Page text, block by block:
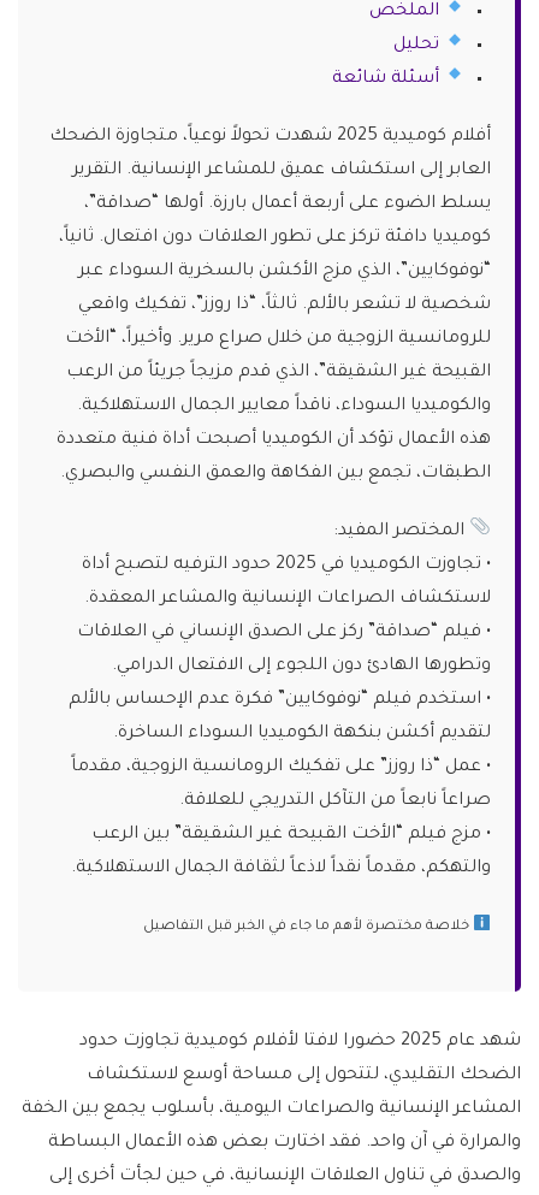
الملخص
تحليل
أسئلة شائعة
أفلام كوميدية 2025 شهدت تحولاً نوعياً، متجاوزة الضحك
العابر إلى استكشاف عميق للمشاعر الإنسانية. التقرير
يسلط الضوء على أربعة أعمال بارزة. أولها “صداقة”،
كوميديا دافئة تركز على تطور العلاقات دون افتعال. ثانياً،
“نوفوكايين”، الذي مزج الأكشن بالسخرية السوداء عبر
شخصية لا تشعر بالألم. ثالثاً، “ذا روزز”، تفكيك واقعي
للرومانسية الزوجية من خلال صراع مرير. وأخيراً، “الأخت
القبيحة غير الشقيقة”، الذي قدم مزيجاً جريئاً من الرعب
والكوميديا السوداء، ناقداً معايير الجمال الاستهلاكية.
هذه الأعمال تؤكد أن الكوميديا أصبحت أداة فنية متعددة
الطبقات، تجمع بين الفكاهة والعمق النفسي والبصري.
المختصر المفيد:
• تجاوزت الكوميديا في 2025 حدود الترفيه لتصبح أداة
لاستكشاف الصراعات الإنسانية والمشاعر المعقدة.
• فيلم “صداقة” ركز على الصدق الإنساني في العلاقات
وتطورها الهادئ دون اللجوء إلى الافتعال الدرامي.
• استخدم فيلم “نوفوكايين” فكرة عدم الإحساس بالألم
لتقديم أكشن بنكهة الكوميديا السوداء الساخرة.
• عمل “ذا روزز” على تفكيك الرومانسية الزوجية، مقدماً
صراعاً نابعاً من التآكل التدريجي للعلاقة.
• مزج فيلم “الأخت القبيحة غير الشقيقة” بين الرعب
والتهكم، مقدماً نقداً لاذعاً لثقافة الجمال الاستهلاكية.
خلاصة مختصرة لأهم ما جاء في الخبر قبل التفاصيل
شهد عام 2025 حضورا لافتا لأفلام كوميدية تجاوزت حدود
الضحك التقليدي، لتتحول إلى مساحة أوسع لاستكشاف
المشاعر الإنسانية والصراعات اليومية، بأسلوب يجمع بين الخفة
والمرارة في آن واحد. فقد اختارت بعض هذه الأعمال البساطة
والصدق في تناول العلاقات الإنسانية، في حين لجأت أخرى إلى